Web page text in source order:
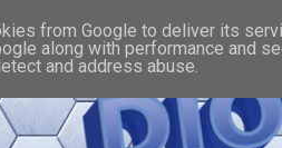
from Google to deliver its
along with performance and
and address abuse.